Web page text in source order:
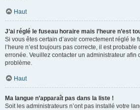
Haut
J’ai réglé le fuseau horaire mais l’heure n’est
Si vous êtes certain d’avoir correctement réglé le
l’heure n’est toujours pas correcte, il est
erronée. Veuillez contacter un administrateur afin
problème.
Haut
Ma langue n’apparaît pas dans la liste !
Soit les administrateurs n’ont pas installé votre